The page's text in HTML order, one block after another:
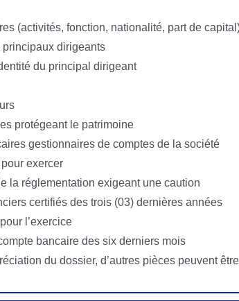
(activités, fonction, nationalité, part de
dirigeants
du principal dirigeant
protégeant le patrimoine
gestionnaires de comptes de la société
exercer
la réglementation exigeant une caution
certifiés des trois (03) dernières années
l’exercice
bancaire des six derniers mois
du dossier, d’autres pièces peuvent